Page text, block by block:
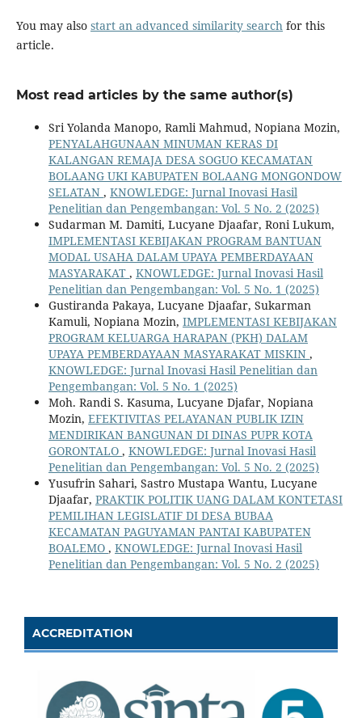
You may also start an advanced similarity search for this
article.
Most read articles by the same author(s)
Sri Yolanda Manopo, Ramli Mahmud, Nopiana Mozin,
PENYALAHGUNAAN MINUMAN KERAS DI
KALANGAN REMAJA DESA SOGUO KECAMATAN
BOLAANG UKI KABUPATEN BOLAANG MONGONDOW
SELATAN , KNOWLEDGE: Jurnal Inovasi Hasil
Penelitian dan Pengembangan: Vol. 5 No. 2 (2025)
Sudarman M. Damiti, Lucyane Djaafar, Roni Lukum,
IMPLEMENTASI KEBIJAKAN PROGRAM BANTUAN
MODAL USAHA DALAM UPAYA PEMBERDAYAAN
MASYARAKAT , KNOWLEDGE: Jurnal Inovasi Hasil
Penelitian dan Pengembangan: Vol. 5 No. 1 (2025)
Gustiranda Pakaya, Lucyane Djaafar, Sukarman
Kamuli, Nopiana Mozin, IMPLEMENTASI KEBIJAKAN
PROGRAM KELUARGA HARAPAN (PKH) DALAM
UPAYA PEMBERDAYAAN MASYARAKAT MISKIN ,
KNOWLEDGE: Jurnal Inovasi Hasil Penelitian dan
Pengembangan: Vol. 5 No. 1 (2025)
Moh. Randi S. Kasuma, Lucyane Djafar, Nopiana
Mozin, EFEKTIVITAS PELAYANAN PUBLIK IZIN
MENDIRIKAN BANGUNAN DI DINAS PUPR KOTA
GORONTALO , KNOWLEDGE: Jurnal Inovasi Hasil
Penelitian dan Pengembangan: Vol. 5 No. 2 (2025)
Yusufrin Sahari, Sastro Mustapa Wantu, Lucyane
Djaafar, PRAKTIK POLITIK UANG DALAM KONTETASI
PEMILIHAN LEGISLATIF DI DESA BUBAA
KECAMATAN PAGUYAMAN PANTAI KABUPATEN
BOALEMO , KNOWLEDGE: Jurnal Inovasi Hasil
Penelitian dan Pengembangan: Vol. 5 No. 2 (2025)
ACCREDITATION